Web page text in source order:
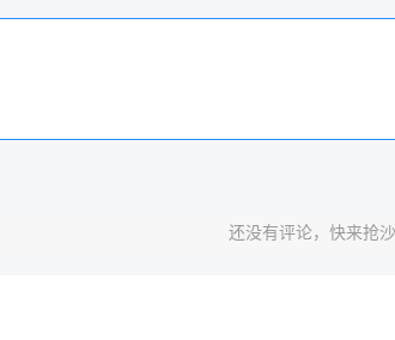
还没有评论，快来抢沙